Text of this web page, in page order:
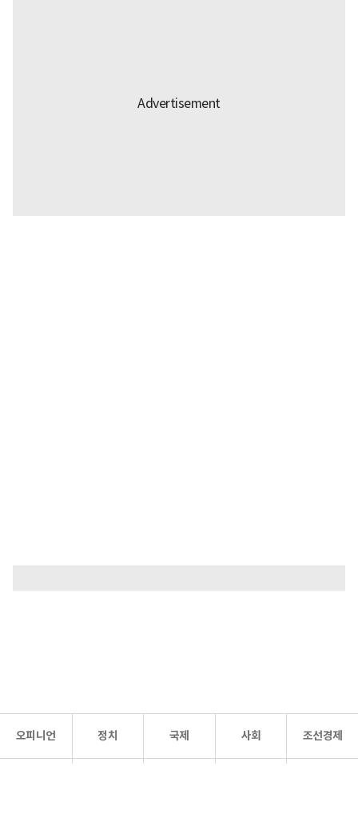
오피니언 정치 국제 사회 조선경제